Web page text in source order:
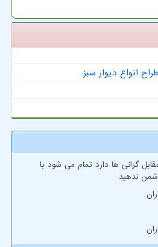
انواع دیوار سبز
گرانی ها دارد تمام می شود با
ندهید